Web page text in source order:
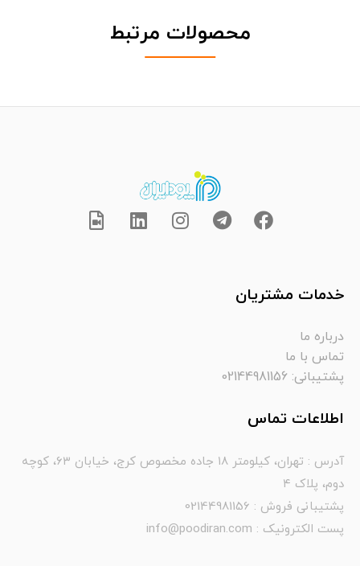
محصولات مرتبط
خدمات مشتریان
درباره ما
تماس با ما
پشتیبانی: 02144981156
اطلاعات تماس
آدرس : تهران، کیلومتر ۱۸ جاده مخصوص کرج، خیابان ۶۳، کوچه
دوم، پلاک ۴
پشتیبانی فروش : 02144981156
پست الکترونیک : info@poodiran.com